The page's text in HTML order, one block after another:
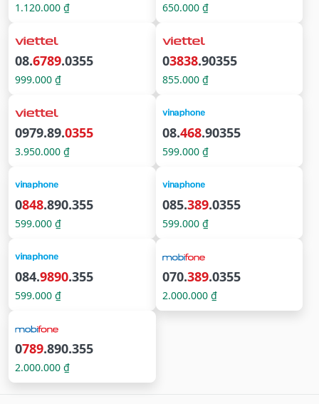
1.120.000 ₫ 650.000 ₫
08.6789.0355
999.000 ₫
03838.90355
855.000 ₫
0979.89.0355
3.950.000 ₫
08.468.90355
599.000 ₫
0848.890.355
599.000 ₫
085.389.0355
599.000 ₫
084.9890.355
599.000 ₫
070.389.0355
2.000.000 ₫
0789.890.355
2.000.000 ₫